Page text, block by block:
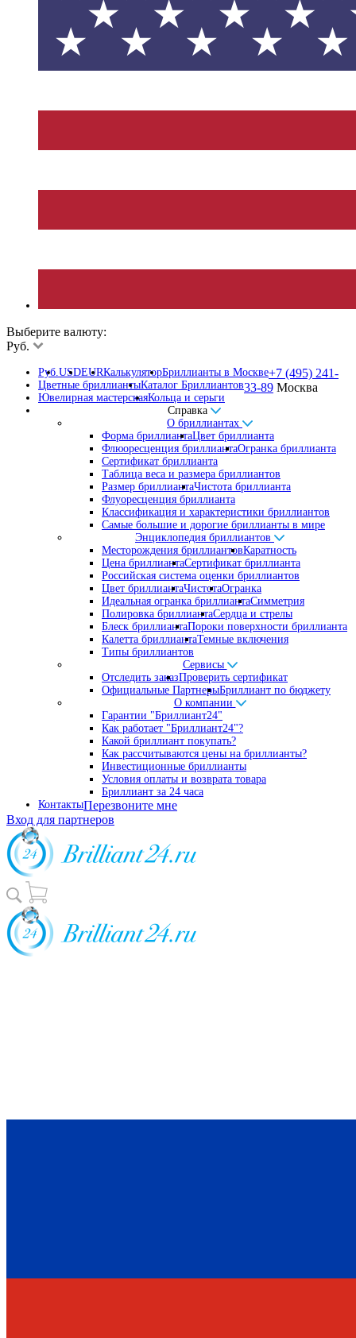
Выберите валюту:
Руб.
Руб.USDEURКалькуляторБриллианты в Москве
Цветные бриллиантыКаталог Бриллиантов
Ювелирная мастерскаяКольца и серьги
Справка
О бриллиантах
Форма бриллиантаЦвет бриллианта
Флюоресценция бриллиантаОгранка бриллианта
Сертификат бриллианта
Таблица веса и размера бриллиантов
Размер бриллиантаЧистота бриллианта
Флуоресценция бриллианта
Классификация и характеристики бриллиантов
Самые большие и дорогие бриллианты в мире
Энциклопедия бриллиантов
Месторождения бриллиантовКаратность
Цена бриллиантаСертификат бриллианта
Российская система оценки бриллиантов
Цвет бриллиантаЧистотаОгранка
Идеальная огранка бриллиантаСимметрия
Полировка бриллиантаСердца и стрелы
Блеск бриллиантаПороки поверхности бриллианта
Калетта бриллиантаТемные включения
Типы бриллиантов
Сервисы
Отследить заказПроверить сертификат
Официальные ПартнерыБриллиант по бюджету
О компании
Гарантии "Бриллиант24"
Как работает "Бриллиант24"?
Какой бриллиант покупать?
Как рассчитываются цены на бриллианты?
Инвестиционные бриллианты
Условия оплаты и возврата товара
Бриллиант за 24 часа
Контакты
+7 (495) 241-
33-89 Москва
Перезвоните мне
Вход для партнеров